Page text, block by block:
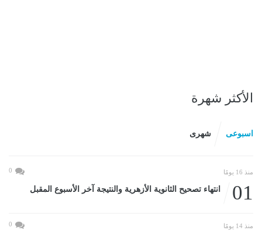
الأكثر شهرة
اسبوعى شهرى
منذ 16 يومًا 0
01 انتهاء تصحيح الثانوية الأزهرية والنتيجة آخر الأسبوع المقبل
منذ 14 يومًا 0